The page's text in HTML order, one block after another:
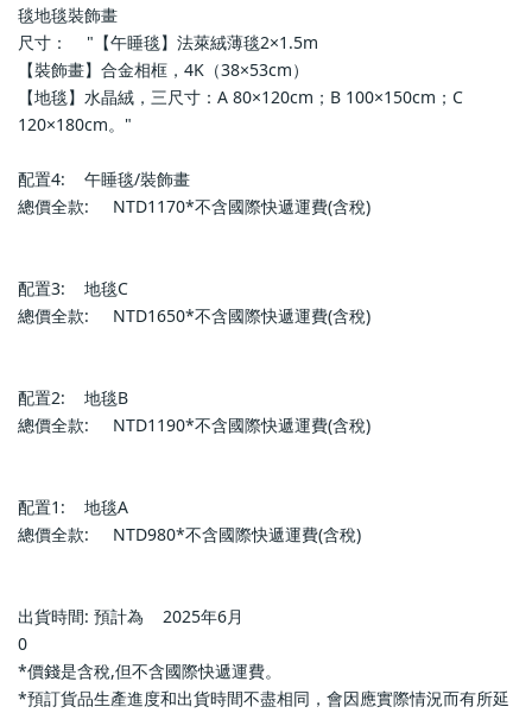
毯地毯裝飾畫
尺寸：    "【午睡毯】法萊絨薄毯2×1.5m
【裝飾畫】合金相框，4K（38×53cm）
【地毯】水晶絨，三尺寸：A 80×120cm；B 100×150cm；C
120×180cm。"
配置4:    午睡毯/裝飾畫
總價全款:     NTD1170*不含國際快遞運費(含稅)
配置3:    地毯C
總價全款:     NTD1650*不含國際快遞運費(含稅)
配置2:    地毯B
總價全款:     NTD1190*不含國際快遞運費(含稅)
配置1:    地毯A
總價全款:     NTD980*不含國際快遞運費(含稅)
出貨時間: 預計為    2025年6月
0
*價錢是含稅,但不含國際快遞運費。
*預訂貨品生產進度和出貨時間不盡相同，會因應實際情況而有所延